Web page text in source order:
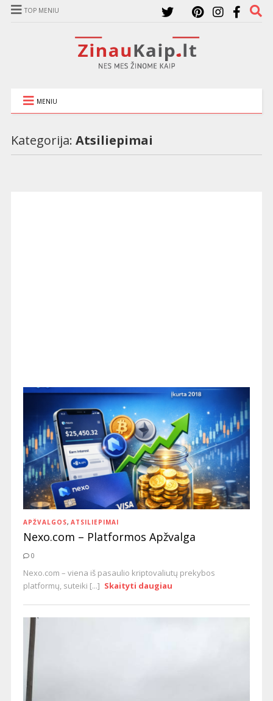
TOP MENIU
MENIU
Kategorija: Atsiliepimai
APŽVALGOS, ATSILIEPIMAI
Nexo.com – Platformos Apžvalga
0
Nexo.com – viena iš pasaulio kriptovaliutų prekybos
platformų, suteiki [...] Skaityti daugiau